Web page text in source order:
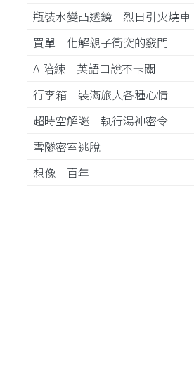
瓶裝水變凸透鏡 烈日引火燒車
買單 化解親子衝突的竅門
AI陪練 英語口說不卡關
行李箱 裝滿旅人各種心情
超時空解謎 執行湯神密令
雪隧密室逃脫
想像一百年